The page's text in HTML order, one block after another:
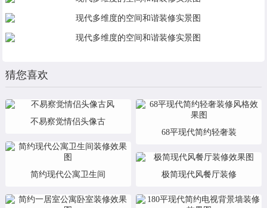
猜您喜欢
不易察觉情侣头像古
简约现代公寓卫生间
68平现代简约轻奢装
极简现代风餐厅装修